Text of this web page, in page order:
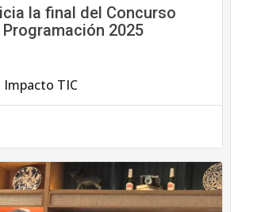
la final del Concurso
2025
Impacto TIC